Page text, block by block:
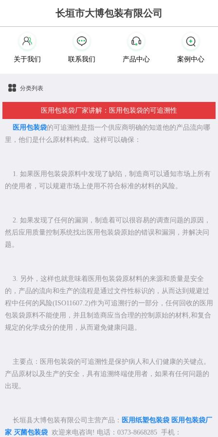
长垣市大博包装有限公司
关于我们 联系我们 产品中心 案例中心
分类列表
医用包装袋厂家讲解：医用包装袋的可追溯性
医用包装袋的可追溯性是指一个供应商明确的知道他的产品流向哪
里，他们是什么原材料构成。这样可以确保：
1. 如果医用包装袋原料中发现了缺陷，制造商可以通知市场上所有
的使用者，可以规避市场上使用不符合标准的材料的风险。
2. 如果发现了任何的漏洞，制造着可以很容易的调查问题的原因，
然后应用质量控制系统找出医用包装袋原始的错误和漏洞，并解决问
题。
3. 另外，这样也就意味着医用包装袋原材料的来源和质量是安全
的，产品的流向和生产的流程是通过文件性标识的，从而达到规避过
程中任何的风险(ISO11607.2)作为可追溯行的一部分，任何回收的医用
包装袋原料不能使用，并且制造商应当合理的控制原始的材料,和复合
规定的化学成分的使用，从而避免健康问题。
主要点：医用包装袋的可追溯性是保护病人和人们健康的关键点。
产品原材以及生产的安全，具有追溯终端使用者，如果有任何问题的
出现。
长垣县大博包装有限公司主营产品： 医用纸塑包装袋 医用包装袋厂
家 灭菌包装袋 欢迎来电咨询! 电话：0373-8668285 手机：